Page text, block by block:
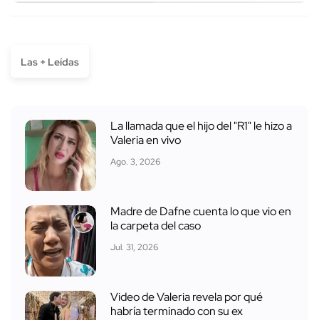
Las + Leídas
La llamada que el hijo del "R1" le hizo a
Valeria en vivo
Ago. 3, 2026
Madre de Dafne cuenta lo que vio en
la carpeta del caso
Jul. 31, 2026
Video de Valeria revela por qué
habría terminado con su ex